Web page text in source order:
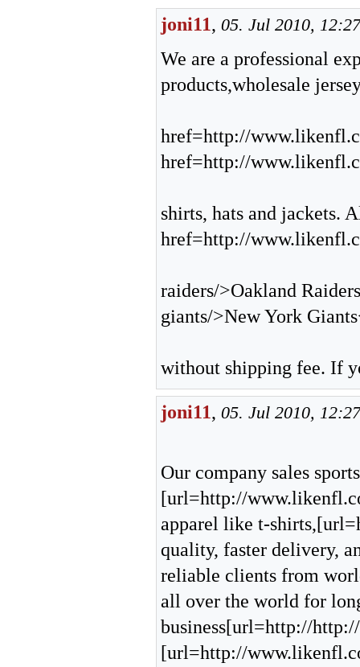
joni11, 05. Jul 2010, 12:27
We are a professional
products,wholesale
href=http://
href=http://
shirts, hats and jackets.
href=http://
raiders/>Oakland
giants/>New York
without shipping fee. If
joni11, 05. Jul 2010, 12:27
Our company sales
[url=http://
apparel like t-
quality, faster delivery,
reliable clients from
all over the world for
business[url=http://
[url=http://